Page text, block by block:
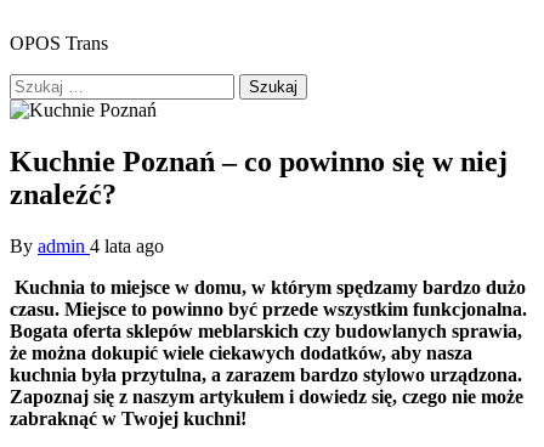
OPOS Trans
Primary
Menu
Szukaj:
Kuchnie Poznań – co powinno się w niej
znaleźć?
By admin 4 lata ago
Kuchnia to miejsce w domu, w którym spędzamy bardzo dużo
czasu. Miejsce to powinno być przede wszystkim funkcjonalna.
Bogata oferta sklepów meblarskich czy budowlanych sprawia,
że można dokupić wiele ciekawych dodatków, aby nasza
kuchnia była przytulna, a zarazem bardzo stylowo urządzona.
Zapoznaj się z naszym artykułem i dowiedz się, czego nie może
zabraknąć w Twojej kuchni!